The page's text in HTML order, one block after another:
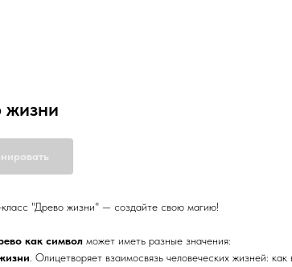
"Древо жизни" — создайте свою магию!
как символ может иметь разные значения:
. Олицетворяет взаимосвязь человеческих жизней: как